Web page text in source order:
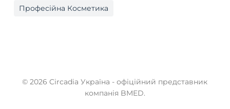
Професійна Косметика
© 2026 Circadia Україна - офіційний представник
компанія BMED.